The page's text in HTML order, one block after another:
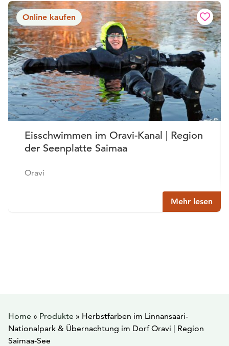
Online kaufen
Eisschwimmen im Oravi-Kanal | Region
der Seenplatte Saimaa
Oravi
Mehr lesen
Home » Produkte » Herbstfarben im Linnansaari-
Nationalpark & Übernachtung im Dorf Oravi | Region
Saimaa-See